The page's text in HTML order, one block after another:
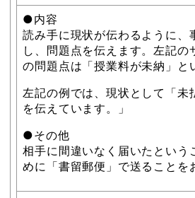
●内容
読み手に現状が伝わるように、
し、問題点を伝えます。左記の
の問題点は「授業料が未納」と
左記の例では、現状として「未
を伝えています。」
●その他
相手に間違いなく届いたという
めに「書留郵便」で送ることを